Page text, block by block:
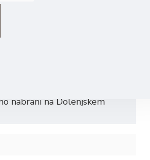
namakamo 20-30 minut
ne da bi jih splakovali.
nabrani na Dolenjskem